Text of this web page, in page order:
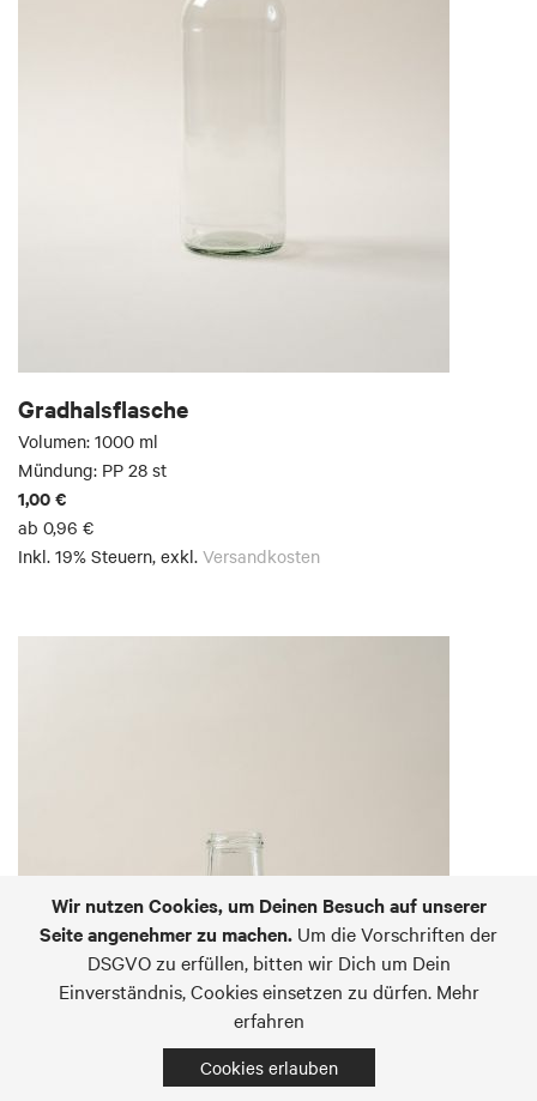
Wir nutzen Cookies, um Deinen Besuch auf unserer
Seite angenehmer zu machen. Um die Vorschriften der
DSGVO zu erfüllen, bitten wir Dich um Dein
Einverständnis, Cookies einsetzen zu dürfen. Mehr
erfahren
Cookies erlauben
Gradhalsflasche
Volumen: 1000 ml
Mündung: PP 28 st
1,00 €
ab 0,96 €
Inkl. 19% Steuern, exkl. Versandkosten